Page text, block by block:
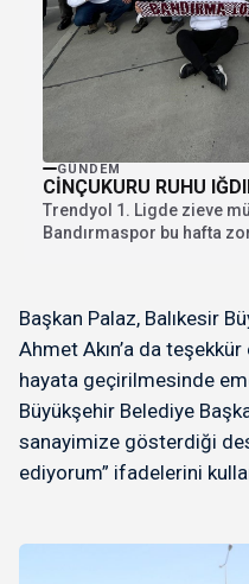
GÜNDEM
CİNÇUKURU RUHU
Trendyol 1. Ligde zieve
Bandırmaspor bu hafta
Başkan Palaz, Balıkesir
Ahmet Akın’a da teşekkür
hayata geçirilmesinde
Büyükşehir Belediye
sanayimize gösterdiği
ediyorum” ifadelerini